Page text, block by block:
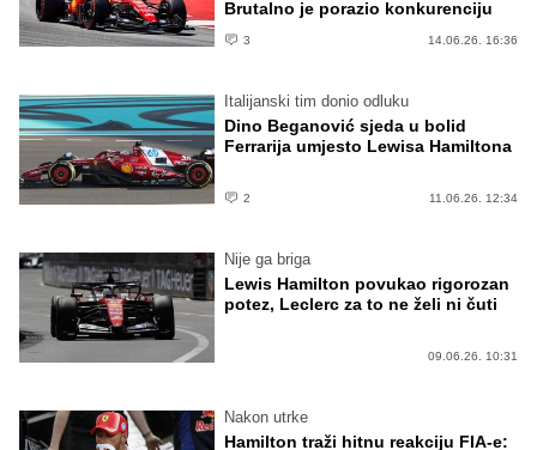
Brutalno je porazio konkurenciju
3 14.06.26. 16:36
Italijanski tim donio odluku
Dino Beganović sjeda u bolid
Ferrarija umjesto Lewisa Hamiltona
2 11.06.26. 12:34
Nije ga briga
Lewis Hamilton povukao rigorozan
potez, Leclerc za to ne želi ni čuti
09.06.26. 10:31
Nakon utrke
Hamilton traži hitnu reakciju FIA-e: